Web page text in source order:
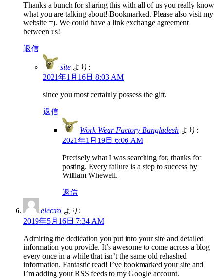
Thanks a bunch for sharing this with all of us you really know
what you are talking about! Bookmarked. Please also visit my
website =). We could have a link exchange agreement
between us!
返信
site より:
2021年1月16日 8:03 AM
since you most certainly possess the gift.
返信
Work Wear Factory Bangladesh より:
2021年1月19日 6:06 AM
Precisely what I was searching for, thanks for
posting. Every failure is a step to success by
William Whewell.
返信
electro より:
2019年5月16日 7:34 AM
Admiring the dedication you put into your site and detailed
information you provide. It’s awesome to come across a blog
every once in a while that isn’t the same old rehashed
information. Fantastic read! I’ve bookmarked your site and
I’m adding your RSS feeds to my Google account.